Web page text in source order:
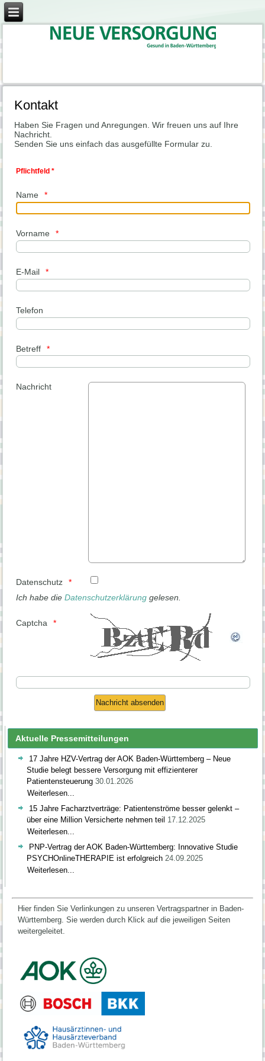
Kontakt
Haben Sie Fragen und Anregungen. Wir freuen uns auf Ihre
Nachricht.
Senden Sie uns einfach das ausgefüllte Formular zu.
Pflichtfeld *
Name
Vorname
E-Mail
Telefon
Betreff
Nachricht
Datenschutz
Ich habe die Datenschutzerklärunggelesen.
Captcha
Aktuelle Pressemitteilungen
17 Jahre HZV-Vertrag der AOK Baden-Württemberg – Neue
Studie belegt bessere Versorgung mit effizienterer
Patientensteuerung 30.01.2026
Weiterlesen...
15 Jahre Facharztverträge: Patientenströme besser gelenkt –
über eine Million Versicherte nehmen teil 17.12.2025
Weiterlesen...
PNP-Vertrag der AOK Baden-Württemberg: Innovative Studie
PSYCHOnlineTHERAPIE ist erfolgreich 24.09.2025
Weiterlesen...
Hier finden Sie Verlinkungen zu unseren Vertragspartner in Baden-
Württemberg.Sie werden durch Klick auf die jeweiligen Seiten
weitergeleitet.